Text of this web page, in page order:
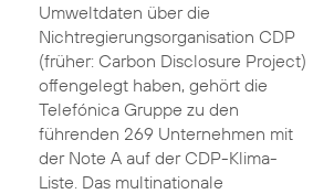
Umweltdaten über die
Nichtregierungsorganisation CDP
(früher: Carbon Disclosure Project)
offengelegt haben, gehört die
Telefónica Gruppe zu den
führenden 269 Unternehmen mit
der Note A auf der CDP-Klima-
Liste. Das multinationale